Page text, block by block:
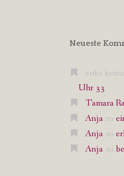
Neueste
erika
Uhr 33
Tamara
Anja zu
Anja zu
Anja zu